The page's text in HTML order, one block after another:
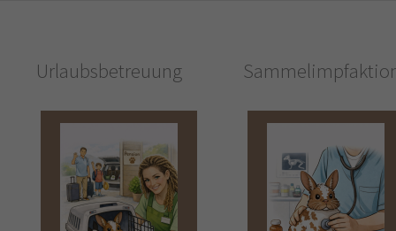
Urlaubsbetreuung